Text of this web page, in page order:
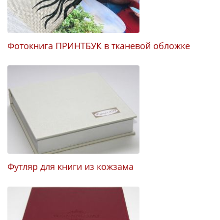
Фотокнига ПРИНТБУК в тканевой обложке
Футляр для книги из кожзама